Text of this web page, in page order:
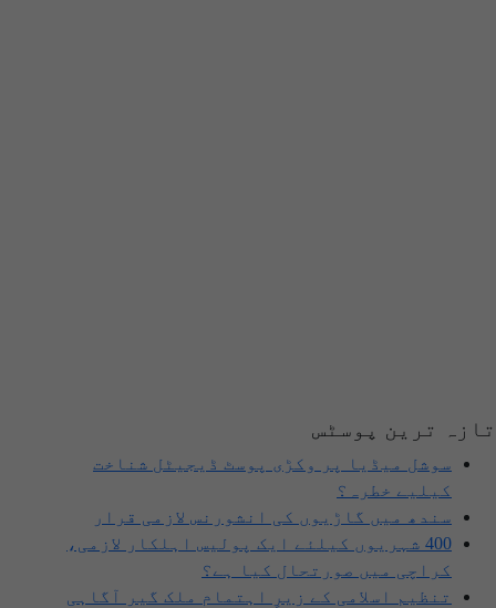
تازہ ترین پوسٹس
سوشل میڈیا پر وکڑی پوسٹ ڈیجیٹل شناخت
کیلیے خطرہ؟
سندھ میں گاڑیوں کی انشورنس لازمی قرار
400 شہریوں کیلئے ایک پولیس اہلکار لازمی،
کراچی میں صورتحال کیا ہے؟
تنظیم اسلامی کے زیرِ اہتمام ملک گیر آگاہی